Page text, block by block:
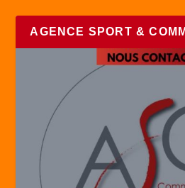
AGENCE SPORT &